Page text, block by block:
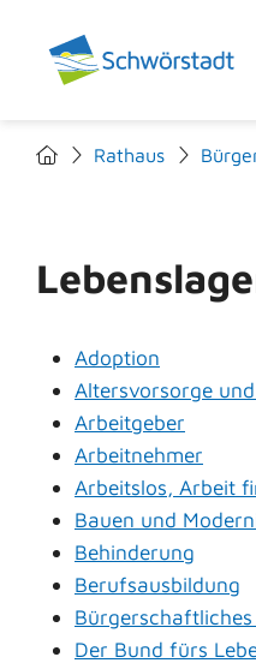
Rathaus
Adoption
Altersvorsorge
Arbeitgeber
Arbeitnehmer
Arbeitslos, Arbeit
Bauen und
Behinderung
Berufsausbildung
Der Bund fürs